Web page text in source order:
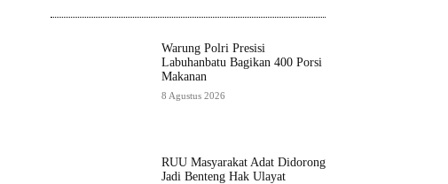
Warung Polri Presisi
Labuhanbatu Bagikan 400 Porsi
Makanan
8 Agustus 2026
RUU Masyarakat Adat Didorong
Jadi Benteng Hak Ulayat